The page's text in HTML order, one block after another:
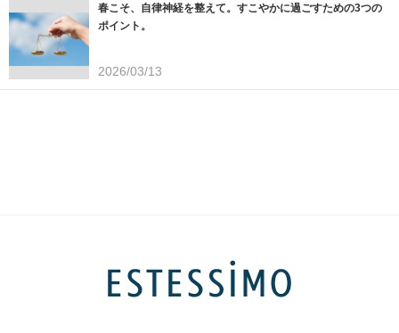
春こそ、自律神経を整えて。すこやかに過ごすための3つの
ポイント。
2026/03/13